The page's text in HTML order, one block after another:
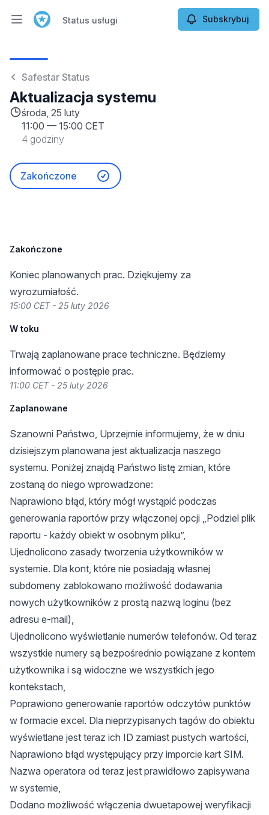
Otwórz menu główne
Status usługi Subskrybuj
Safestar Status
Aktualizacja systemu
środa, 25 luty
11:00 — 15:00 CET
4 godziny
Zakończone
Zakończone
Koniec planowanych prac. Dziękujemy za
wyrozumiałość.
15:00 CET - 25 luty 2026
W toku
Trwają zaplanowane prace techniczne. Będziemy
informować o postępie prac.
11:00 CET - 25 luty 2026
Zaplanowane
Szanowni Państwo, Uprzejmie informujemy, że w dniu
dzisiejszym planowana jest aktualizacja naszego
systemu. Poniżej znajdą Państwo listę zmian, które
zostaną do niego wprowadzone:
Naprawiono błąd, który mógł wystąpić podczas
generowania raportów przy włączonej opcji „Podziel plik
raportu - każdy obiekt w osobnym pliku”,
Ujednolicono zasady tworzenia użytkowników w
systemie. Dla kont, które nie posiadają własnej
subdomeny zablokowano możliwość dodawania
nowych użytkowników z prostą nazwą loginu (bez
adresu e-mail),
Ujednolicono wyświetlanie numerów telefonów. Od teraz
wszystkie numery są bezpośrednio powiązane z kontem
użytkownika i są widoczne we wszystkich jego
kontekstach,
Poprawiono generowanie raportów odczytów punktów
w formacie excel. Dla nieprzypisanych tagów do obiektu
wyświetlane jest teraz ich ID zamiast pustych wartości,
Naprawiono błąd występujący przy imporcie kart SIM.
Nazwa operatora od teraz jest prawidłowo zapisywana
w systemie,
Dodano możliwość włączenia dwuetapowej weryfikacji